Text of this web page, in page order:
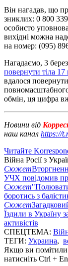
Він нагадав, що
зниклих: 0 800
особисто
вихідні можна
на номер: (095)
Нагадаємо, 3
повернути тіла 17
вдалося
обмін, ця цифра
Новини від
наш канал https://
Читайте
Війна Росії з
Сюжет
УЧХ повідомив
Сюжет
боротись з
Сюжет
Їздили в Україну
активістів
СПЕЦТЕМА:
ТЕГИ: Украина,
Якщо ви помітили
натисніть Ctrl +